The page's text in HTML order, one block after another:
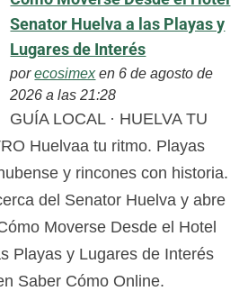
Senator Huelva a las Playas y
Lugares de Interés
porecosimexen 6 de agosto de
2026 a las 21:28
GUÍA LOCAL · HUELVA TU
Huelvaa tu ritmo. Playas
y rincones con historia.
del Senator Huelva y abre
Moverse Desde el Hotel
Playas y Lugares de Interés
Saber Cómo Online.